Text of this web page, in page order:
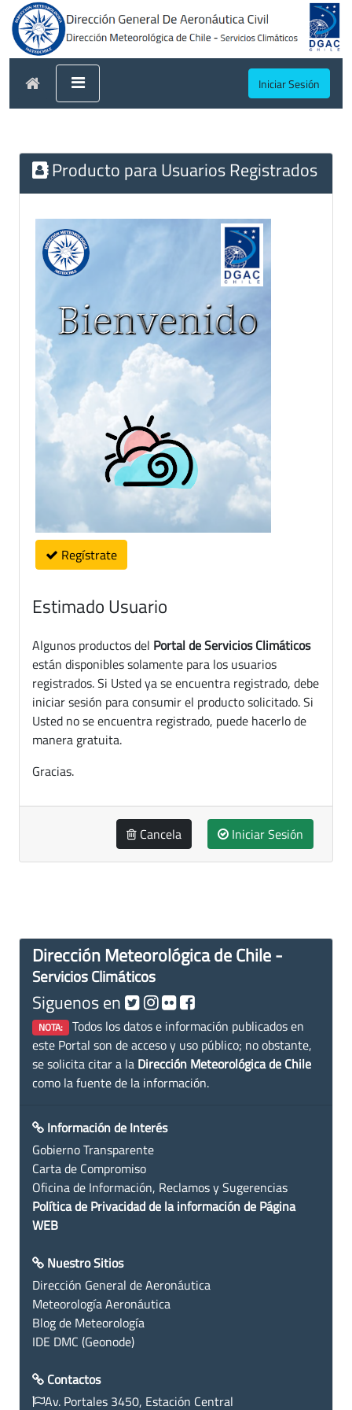
Iniciar Sesión
Producto para Usuarios Registrados
Regístrate
Estimado Usuario
Algunos productos del Portal de Servicios Climáticos
están disponibles solamente para los usuarios
registrados. Si Usted ya se encuentra registrado, debe
iniciar sesión para consumir el producto solicitado. Si
Usted no se encuentra registrado, puede hacerlo de
manera gratuita.
Gracias.
Cancela Iniciar Sesión
Dirección Meteorológica de Chile -
Servicios Climáticos
Siguenos en
NOTA: Todos los datos e información publicados en
este Portal son de acceso y uso público; no obstante,
se solicita citar a la Dirección Meteorológica de Chile
como la fuente de la información.
Información de Interés
Gobierno Transparente
Carta de Compromiso
Oficina de Información, Reclamos y Sugerencias
Política de Privacidad de la información de Página
WEB
Nuestro Sitios
Dirección General de Aeronáutica
Meteorología Aeronáutica
Blog de Meteorología
IDE DMC (Geonode)
Contactos
Av. Portales 3450, Estación Central